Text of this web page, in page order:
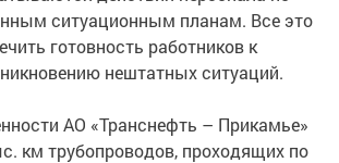
ситуационным планам. Все это
готовность работников к
нештатных ситуаций.
АО «Транснефть – Прикамье»
км трубопроводов, проходящих по